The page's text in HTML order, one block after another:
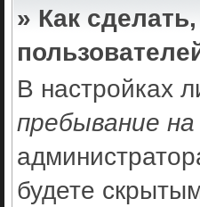
» Как
В настройках
пребывание
будете